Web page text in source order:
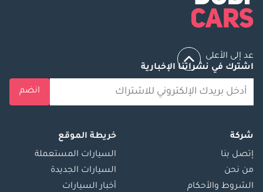
عد إلى الأعلى
اشترك في نشراتنا الإخبارية
انضم
شركة
إتصل بنا
من نحن
الشروط والأحكام
خريطة الموقع
السيارات المستعملة
السيارات الجديدة
أخبار السيارات